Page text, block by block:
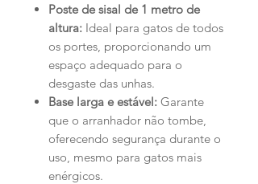
Poste de sisal de 1 metro de
altura: Ideal para gatos de todos
os portes, proporcionando um
espaço adequado para o
desgaste das unhas.
Base larga e estável: Garante
que o arranhador não tombe,
oferecendo segurança durante o
uso, mesmo para gatos mais
enérgicos.